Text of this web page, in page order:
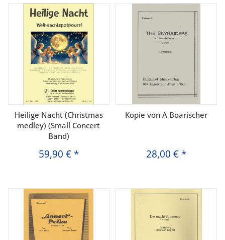
Heilige Nacht (Christmas
medley) (Small Concert
Band)
59,90 € *
Kopie von A Boarischer
28,00 € *